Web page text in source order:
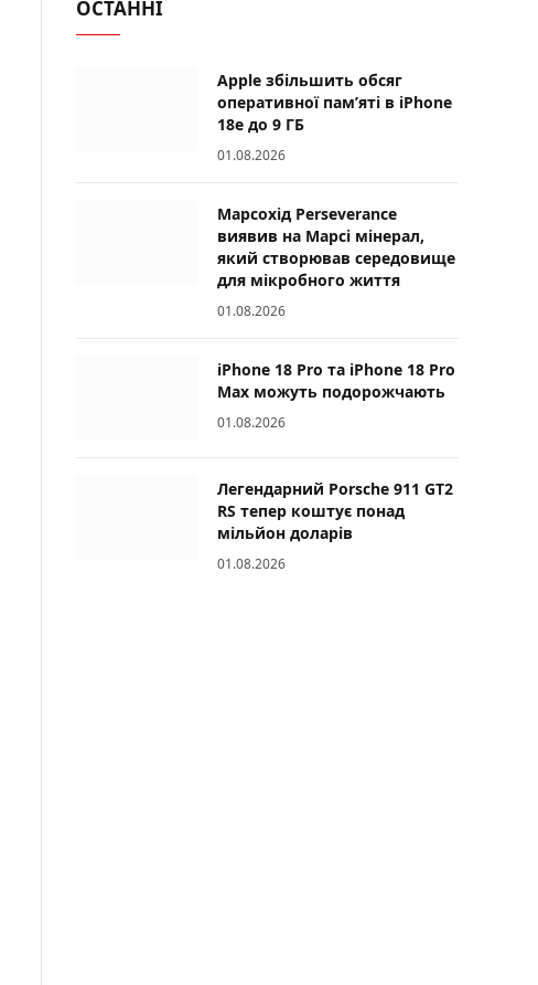
ОСТАННІ
Apple збільшить обсяг
оперативної пам’яті в iPhone
18e до 9 ГБ
01.08.2026
Марсохід Perseverance
виявив на Марсі мінерал,
який створював середовище
для мікробного життя
01.08.2026
iPhone 18 Pro та iPhone 18 Pro
Max можуть подорожчають
01.08.2026
Легендарний Porsche 911 GT2
RS тепер коштує понад
мільйон доларів
01.08.2026